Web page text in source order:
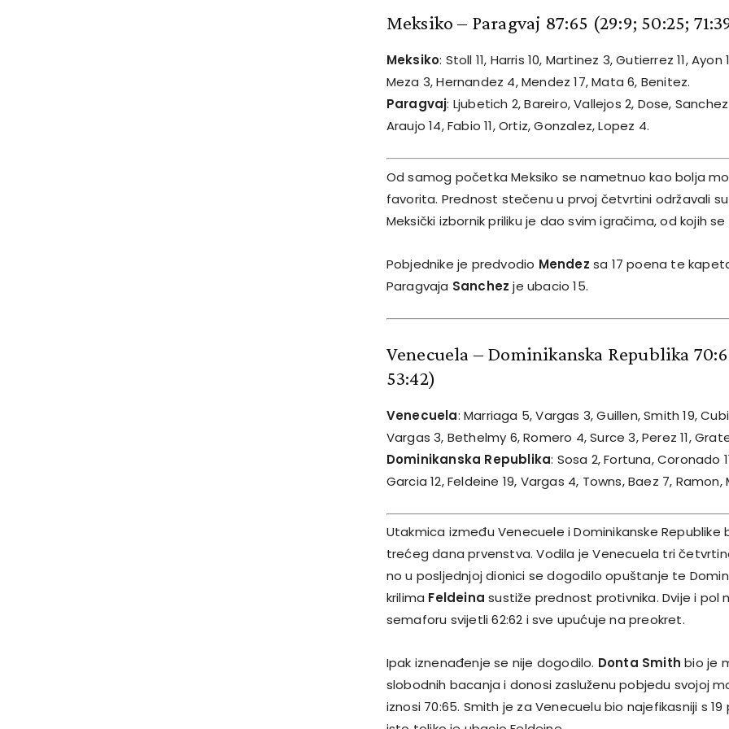
Meksiko – Paragvaj 87:65 (29:9; 50:25;
Meksiko: Stoll 11, Harris 10, Martinez 3, Gutierrez 11,
Meza 3, Hernandez 4, Mendez 17, Mata 6, Benitez.
Paragvaj: Ljubetich 2, Bareiro, Vallejos 2, Dose,
Araujo 14, Fabio 11, Ortiz, Gonzalez, Lopez 4.
Od samog početka Meksiko se nametnuo kao bolja
favorita. Prednost stečenu u prvoj četvrtini održavali
Meksički izbornik priliku je dao svim igračima, od kojih
Pobjednike je predvodio Mendez sa 17 poena te
Paragvaja Sanchez je ubacio 15.
Venecuela – Dominikanska Republika
53:42)
Venecuela: Marriaga 5, Vargas 3, Guillen, Smith 19,
Vargas 3, Bethelmy 6, Romero 4, Surce 3, Perez 11,
Dominikanska Republika: Sosa 2, Fortuna, Coronado
Garcia 12, Feldeine 19, Vargas 4, Towns, Baez 7, Ramon,
Utakmica između Venecuele i Dominikanske Republike
trećeg dana prvenstva. Vodila je Venecuela tri
no u posljednjoj dionici se dogodilo opuštanje te
krilima Feldeina sustiže prednost protivnika. Dvije i pol
semaforu svijetli 62:62 i sve upućuje na preokret.
Ipak iznenađenje se nije dogodilo. Donta Smith bio je
slobodnih bacanja i donosi zasluženu pobjedu svojoj
iznosi 70:65. Smith je za Venecuelu bio najefikasniji s